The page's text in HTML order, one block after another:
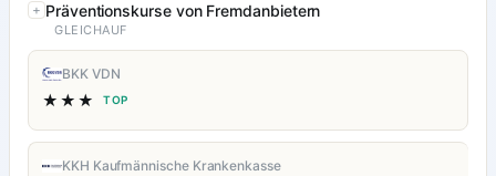
Präventionskurse von Fremdanbietern
GLEICHAUF
BKK VDN
★★★ TOP
KKH Kaufmännische Krankenkasse